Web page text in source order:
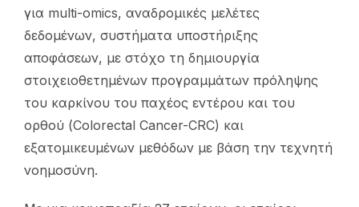
για multi-omics, αναδρομικές μελέτες
δεδομένων, συστήματα υποστήριξης
αποφάσεων, με στόχο τη δημιουργία
στοιχειοθετημένων προγραμμάτων πρόληψης
του καρκίνου του παχέος εντέρου και του
ορθού (Colorectal Cancer-CRC) και
εξατομικευμένων μεθόδων με βάση την τεχνητή
νοημοσύνη.